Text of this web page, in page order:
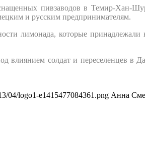
пивзаводов в Темир-Хан-
и русским предпринимателям.
лимонада, которые
влиянием солдат и переселенцев в
04/logo1-e1415477084361.png Анна